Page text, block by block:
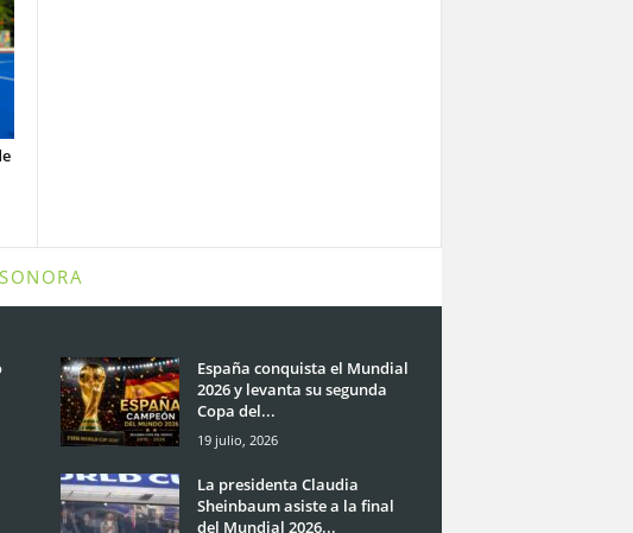
España conquista el Mundial
2026 y levanta su segunda
Copa del...
19 julio, 2026
La presidenta Claudia
Sheinbaum asiste a la final
del Mundial 2026...